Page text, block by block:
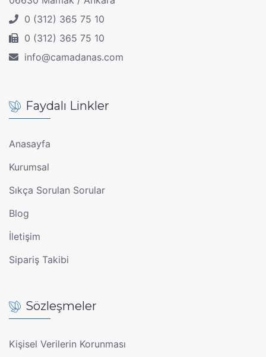
0 (312) 365 75 10
0 (312) 365 75 10
info@camadanas.com
Faydalı Linkler
Anasayfa
Kurumsal
Sıkça Sorulan Sorular
Blog
İletişim
Sipariş Takibi
Sözleşmeler
Kişisel Verilerin Korunması